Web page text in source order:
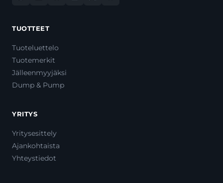
TUOTTEET
Tuoteluettelo
Tuotemerkit
Jälleenmyyjäksi
Dump & Pump
YRITYS
Yritysesittely
Ajankohtaista
Yhteystiedot